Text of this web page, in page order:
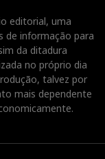
editorial, uma
de informação para
da ditadura
no próprio dia
talvez por
mais dependente